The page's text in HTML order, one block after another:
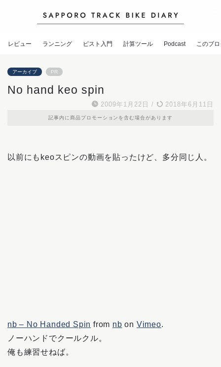
レビュー ランニング ピスト入門 計算ツール Podcast このブ
アーカイブ PR
No hand keo spin
2009年1月22日 / 2018年6月11日
記事内に商品プロモーションを含む場合があります
以前にもkeoスピンの動画を貼ったけど、多分同じ人。
nb – No Handed Spin from nb on Vimeo.
ノーハンドでクールクル。
俺も練習せねば。